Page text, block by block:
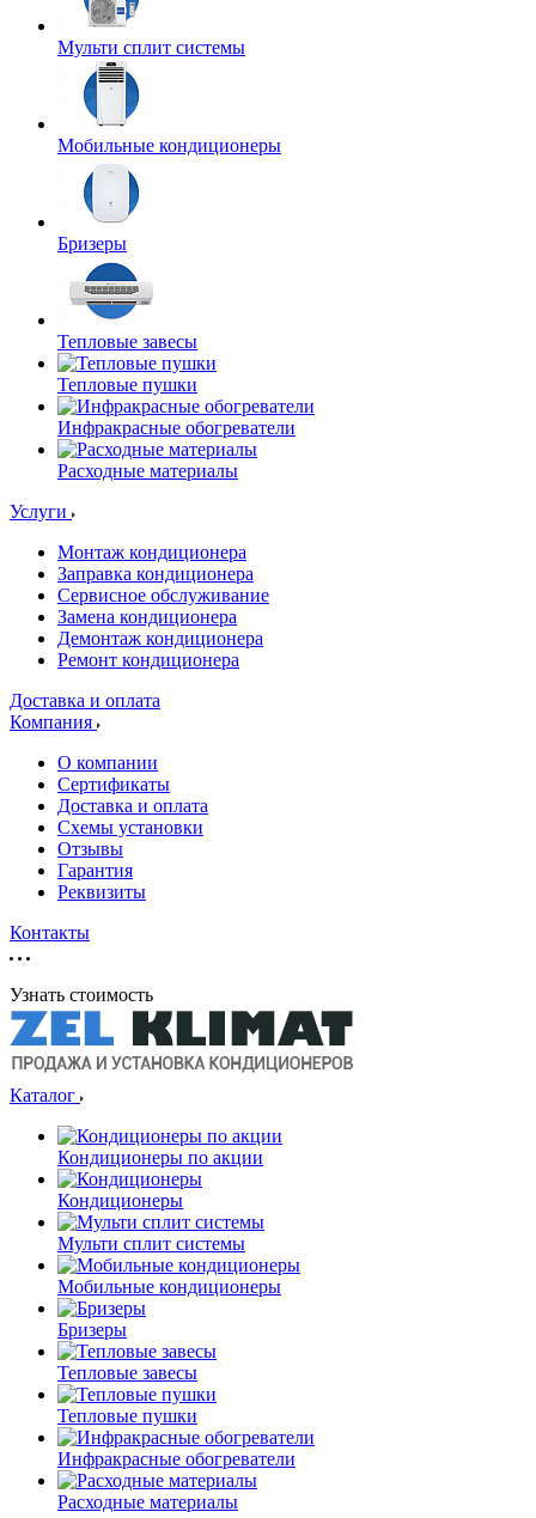
Мульти сплит системы
Мобильные кондиционеры
Бризеры
Тепловые завесы
Тепловые пушки
Инфракрасные обогреватели
Расходные материалы
Услуги
Монтаж кондиционера
Заправка кондиционера
Сервисное обслуживание
Замена кондиционера
Демонтаж кондиционера
Ремонт кондиционера
Доставка и оплата
Компания
О компании
Сертификаты
Доставка и оплата
Схемы установки
Отзывы
Гарантия
Реквизиты
Контакты
Узнать стоимость
Каталог
Кондиционеры по акции
Кондиционеры
Мульти сплит системы
Мобильные кондиционеры
Бризеры
Тепловые завесы
Тепловые пушки
Инфракрасные обогреватели
Расходные материалы